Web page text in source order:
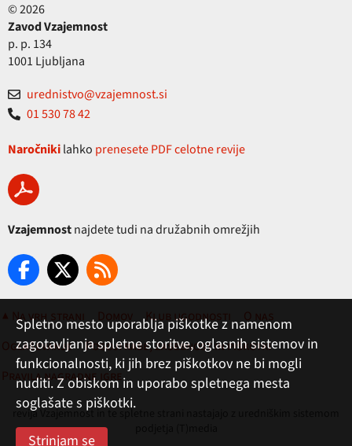
© 2026
Zavod Vzajemnost
p. p. 134
1001 Ljubljana
urednistvo@vzajemnost.si
01 530 78 42
Naročnikilahko prenesete PDF celotne revije
Vzajemnostnajdete tudi na družabnih omrežjih
▲ Na vrh strani Domov Klub ugodnosti
O nas
Oglaševanje
Pogoji rabe, zasebnost in piškotki
Pravila nagradne igre
revija Vzajemnost in te spletne strani nastajajo z uredniškim sistemom
Spletno mesto uporablja piškotke z namenom
zagotavljanja spletne storitve, oglasnih sistemov in
funkcionalnosti, ki jih brez piškotkov ne bi mogli
nuditi. Z obiskom in uporabo spletnega mesta
soglašate s piškotki.